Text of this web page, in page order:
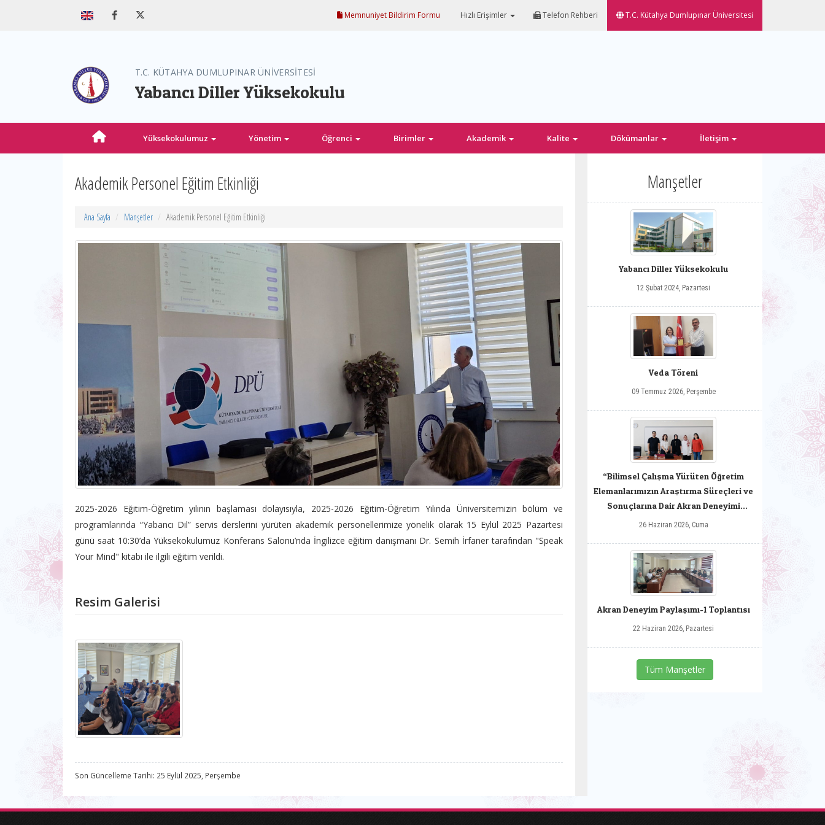
Memnuniyet Bildirim Formu Hızlı Erişimler Telefon Rehberi T.C. Kütahya Dumlupınar Üniversitesi
T.C. KÜTAHYA DUMLUPINAR ÜNİVERSİTESİ
Yabancı Diller Yüksekokulu
Yüksekokulumuz Yönetim Öğrenci Birimler Akademik Kalite Dökümanlar İletişim
Akademik Personel Eğitim Etkinliği
Ana Sayfa Manşetler Akademik Personel Eğitim Etkinliği
2025-2026 Eğitim-Öğretim yılının başlaması dolayısıyla, 2025-2026 Eğitim-Öğretim Yılında Üniversitemizin bölüm ve
programlarında “Yabancı Dil” servis derslerini yürüten akademik personellerimize yönelik olarak 15 Eylül 2025 Pazartesi
günü saat 10:30’da Yüksekokulumuz Konferans Salonu’nda İngilizce eğitim danışmanı Dr. Semih İrfaner tarafından "Speak
Your Mind" kitabı ile ilgili eğitim verildi.
Resim Galerisi
Son Güncelleme Tarihi: 25 Eylül 2025, Perşembe
Manşetler
Yabancı Diller Yüksekokulu
12 Şubat 2024, Pazartesi
Veda Töreni
09 Temmuz 2026, Perşembe
“Bilimsel Çalışma Yürüten Öğretim
Elemanlarımızın Araştırma Süreçleri ve
Sonuçlarına Dair Akran Deneyimi
Paylaşımı”
26 Haziran 2026, Cuma
Akran Deneyim Paylaşımı-1 Toplantısı
22 Haziran 2026, Pazartesi
Tüm Manşetler